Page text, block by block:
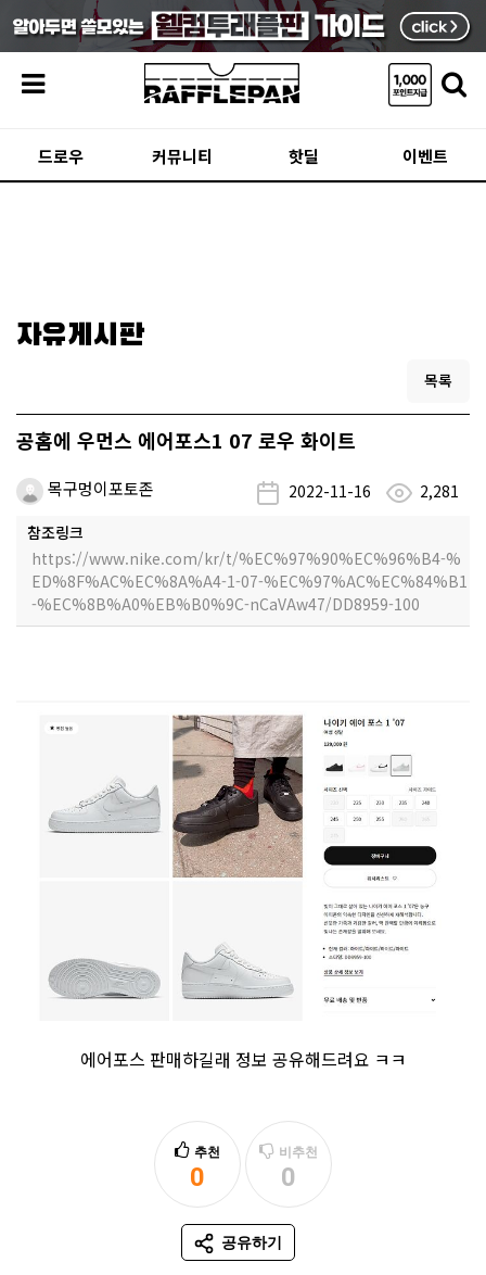
드로우 커뮤니티 핫딜 이벤트
자유게시판
목록
공홈에 우먼스 에어포스1 07 로우 화이트
목구멍이포토존 2022-11-16
2,281
참조링크
https://www.nike.com/kr/t/%EC%97%90%EC%96%B4-%
ED%8F%AC%EC%8A%A4-1-07-%EC%97%AC%EC%84%B1
-%EC%8B%A0%EB%B0%9C-nCaVAw47/DD8959-100
에어포스 판매하길래 정보 공유해드려요 ㅋㅋ
추천
0
추천
비추천
0
비추천
공유하기
SNS 공유